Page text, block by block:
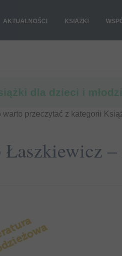
AKTUALNOŚCI KSIĄŻKI
dla dzieci i
przeczytać z kategorii